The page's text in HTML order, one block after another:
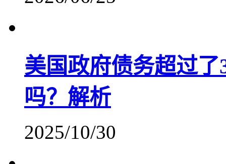
美国政府债务超过
吗？解析
2025/10/30